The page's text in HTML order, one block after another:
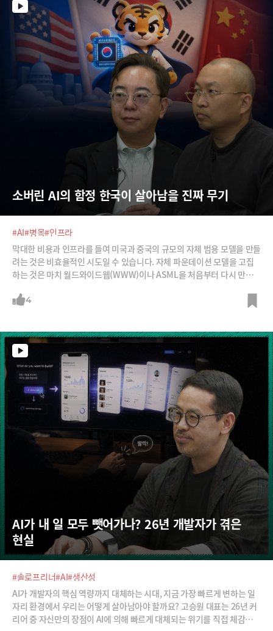
소버린 AI의 함정 한국이 살아남을 진짜 무기
#AI#병목#인프라
막대한 비용과 인프라를 들여 미국과 중국의 규모의 자체 범용 모델을 만들
려는 것은 비효율적인 시도일 수 있습니다. 자체 파운데이션 모델을 고집
하는 것은 마치 월드와이드웹(WWW)이나 ASML을 처음부터 다시 만들겠
티어 AI 기업들이 반드시 거쳐 갈 수밖에 없는 메모리와 인프라 허브 국가
환경을 구축할 수 있다는 겁니다.
4
AI가 내 일 모두 뺏어가나? 26년 개발자가 겪은
현실
#솔로프리너#AI#생산성
AI가 개발자의 핵심 역량까지 대체하는 시대, 지금 가장 빠르게 변하는 일
자리 환경에서 우리는 어떻게 살아남아야 할까요? 고승원 대표는 26년 커
리어 중 자신만의 장점이 AI에 의해 빠르게 대체되는 위기를 직접 체감했다